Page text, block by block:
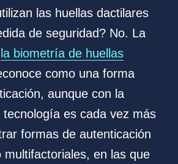
las huellas dactilares
de seguridad? No. La
la biometría de huellas
como una forma
aunque con la
tecnología es cada vez más
formas de autenticación
multifactoriales, en las que